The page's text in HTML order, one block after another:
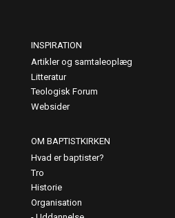
INSPIRATION
Artikler og samtaleoplæg
Litteratur
Teologisk Forum
Websider
OM BAPTISTKIRKEN
Hvad er baptister?
Tro
Historie
Organisation